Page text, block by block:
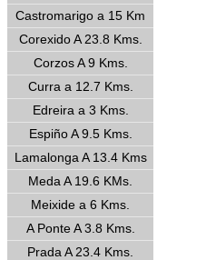
Castromarigo a 15 Km
Corexido A 23.8 Kms.
Corzos A 9 Kms.
Curra a 12.7 Kms.
Edreira a 3 Kms.
Espiño A 9.5 Kms.
Lamalonga A 13.4 Kms
Meda A 19.6 KMs.
Meixide a 6 Kms.
A Ponte A 3.8 Kms.
Prada A 23.4 Kms.